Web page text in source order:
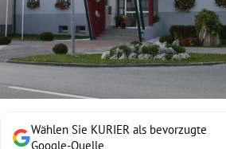
Untermenü
Wählen Sie KURIER als bevorzugte
Google-Quelle